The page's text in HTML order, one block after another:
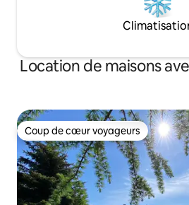
Location de maisons
Coup de cœur voyageurs
Coup de cœur voyageurs